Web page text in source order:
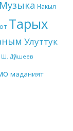
Музыка Накыл
Тарых
Улуттук
Ш. Дүйшеев
маданият